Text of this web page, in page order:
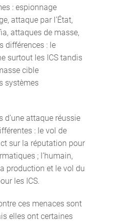
: espionnage
attaque par l’État,
attaques de masse,
différences : le
surtout les ICS tandis
cible
systèmes
d’une attaque réussie
: le vol de
sur la réputation pour
; l’humain,
production et le vol du
les ICS.
ces menaces sont
elles ont certaines